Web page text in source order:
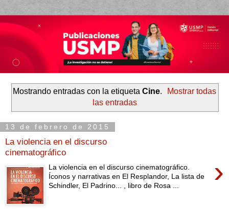
Mostrando entradas con la etiqueta Cine.
Mostrar todas
las entradas
13 de febrero de 2015
La violencia en el discurso
cinematográfico
›
La violencia en el discurso cinematográfico.
Íconos y narrativas en El Resplandor, La lista de
Schindler, El Padrino... , libro de Rosa ...